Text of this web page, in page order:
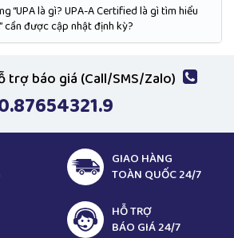
“UPA là gì? UPA-A Certified là gì tìm hiểu
cần được cập nhật định kỳ?
trợ báo giá (Call/SMS/Zalo)
GIAO HÀNG
TOÀN QUỐC 24/7
HỖ TRỢ
BÁO GIÁ 24/7